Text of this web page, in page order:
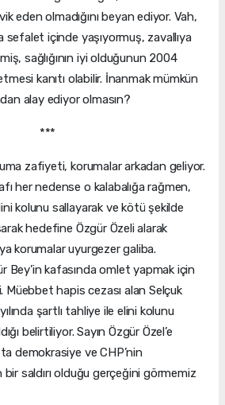
eden olmadığını beyan ediyor. Vah,
sefalet içinde yaşıyormuş, zavallıya
sağlığının iyi olduğunun 2004
kanıtı olabilir. İnanmak mümkün
alay ediyor olmasın?
***
zafiyeti, korumalar arkadan geliyor.
her nedense o kalabalığa rağmen,
kolunu sallayarak ve kötü şekilde
hedefine Özgür Özeli alarak
korumalar uyurgezer galiba.
Bey’in kafasında omlet yapmak için
Müebbet hapis cezası alan Selçuk
şartlı tahliye ile elini kolunu
belirtiliyor. Sayın Özgür Özel’e
demokrasiye ve CHP’nin
bir saldırı olduğu gerçeğini görmemiz